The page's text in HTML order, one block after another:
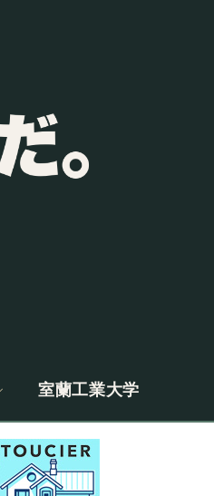
室蘭工業大学